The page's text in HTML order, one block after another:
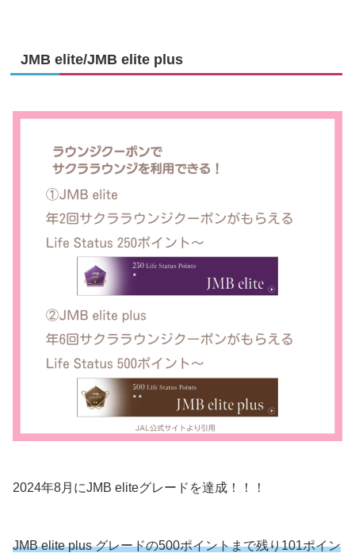
JMB elite/JMB elite plus
2024年8月にJMB eliteグレードを達成！！！
JMB elite plus グレードの500ポイントまで残り101ポイン